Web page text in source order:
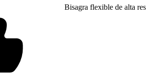
Bisagra flexible de alta